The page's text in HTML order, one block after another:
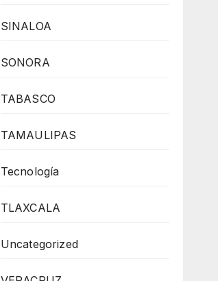
SINALOA
SONORA
TABASCO
TAMAULIPAS
Tecnología
TLAXCALA
Uncategorized